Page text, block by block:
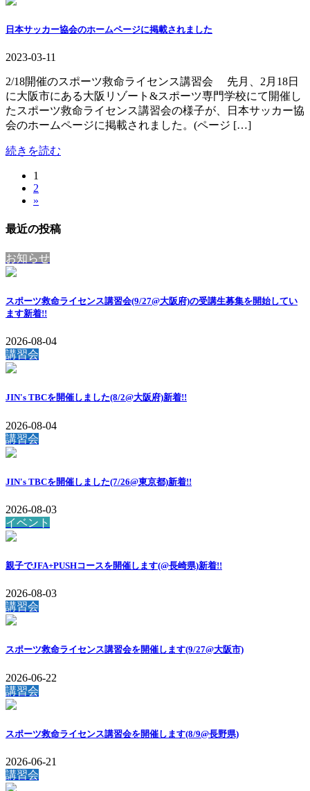
日本サッカー協会のホームページに掲載されました
2023-03-11
2/18開催のスポーツ救命ライセンス講習会 先月、2月18日
に大阪市にある大阪リゾート&スポーツ専門学校にて開催し
たスポーツ救命ライセンス講習会の様子が、日本サッカー協
会のホームページに掲載されました。(ページ […]
続きを読む
の
ー
送
り
固
定
ペ
ジ
1
固
定
ー
2
»
最近の投稿
お知らせ
スポーツ救命ライセンス講習会(9/27@大阪府)の受講生募集を開始してい
ます新着!!
2026-08-04
講習会
JIN's TBCを開催しました(8/2@大阪府)新着!!
2026-08-04
講習会
JIN's TBCを開催しました(7/26@東京都)新着!!
2026-08-03
イベント
親子でJFA+PUSHコースを開催します(@長崎県)新着!!
2026-08-03
講習会
スポーツ救命ライセンス講習会を開催します(9/27@大阪市)
2026-06-22
講習会
スポーツ救命ライセンス講習会を開催します(8/9@長野県)
2026-06-21
講習会